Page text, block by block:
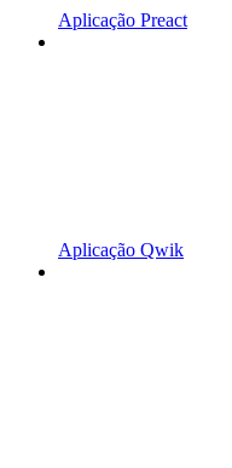
Aplicação Preact
Aplicação Qwik